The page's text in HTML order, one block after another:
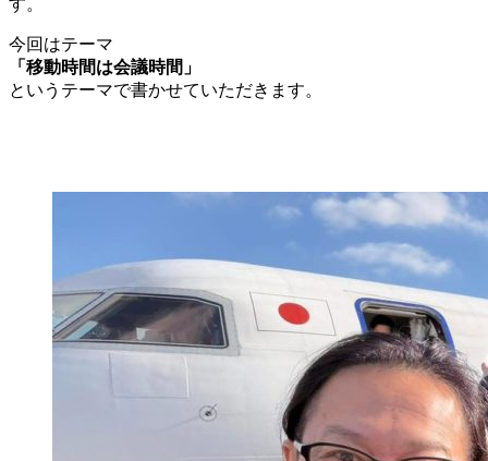
今回はテーマ
「移動時間は会議時間」
というテーマで書かせていただきます。